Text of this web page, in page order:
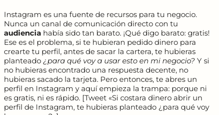
Instagram es una fuente de recursos para tu negocio.
Nunca un canal de comunicación directo con tu
audiencia había sido tan barato. ¡Qué digo barato: gratis!
Ese es el problema, si te hubieran pedido dinero para
crearte tu perfil, antes de sacar la cartera, te hubieras
planteado ¿para qué voy a usar esto en mi negocio? Y si
no hubieras encontrado una respuesta decente, no
hubieras sacado la tarjeta. Pero entonces, te abres un
perfil en Instagram y aquí empieza la trampa: porque ni
es gratis, ni es rápido. [Tweet «Si costara dinero abrir un
perfil de Instagram, te hubieras planteado ¿para qué voy